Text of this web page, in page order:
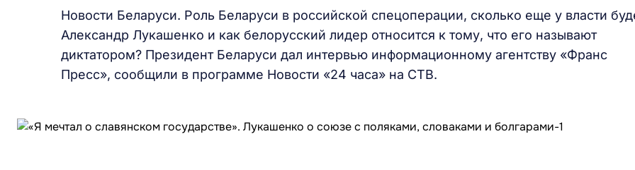
Новости Беларуси. Роль Беларуси в российской спецоперации, сколько еще у власти
Александр Лукашенко и как белорусский лидер относится к тому, что его называют
диктатором? Президент Беларуси дал интервью информационному агентству «Франс
Пресс», сообщили в программе Новости «24 часа» на СТВ.